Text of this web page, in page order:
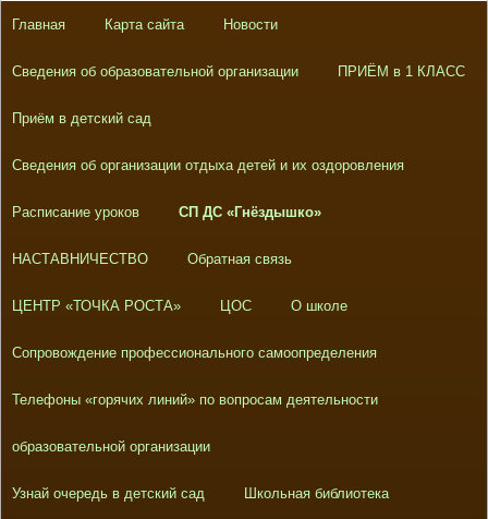
Главная Карта сайта Новости
Сведения об образовательной организации ПРИЁМ в 1 КЛАСС
Приём в детский сад
Сведения об организации отдыха детей и их оздоровления
Расписание уроков СП ДС «Гнёздышко»
НАСТАВНИЧЕСТВО Обратная связь
ЦЕНТР «ТОЧКА РОСТА» ЦОС О школе
Сопровождение профессионального самоопределения
Телефоны «горячих линий» по вопросам деятельности
образовательной организации
Узнай очередь в детский сад Школьная библиотека